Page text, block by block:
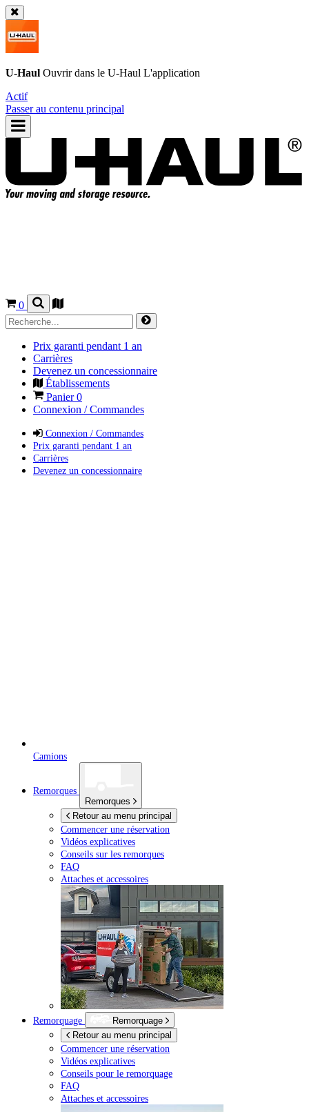
U-Haul Ouvrir dans le U-Haul L'application
Actif
Passer au contenu principal
0
Prix garanti pendant 1 an
Carrières
Devenez un concessionnaire
Établissements
Panier0
Connexion / Commandes
Connexion / Commandes
Prix garanti pendant 1 an
Carrières
Devenez un concessionnaire
Camions
Remorques
Remorques
Retour au menu principal
Commencer une réservation
Vidéos explicatives
Conseils sur les remorques
FAQ
Attaches et accessoires
Remorquage
Remorquage
Retour au menu principal
Commencer une réservation
Vidéos explicatives
Conseils pour le remorquage
FAQ
Attaches et accessoires